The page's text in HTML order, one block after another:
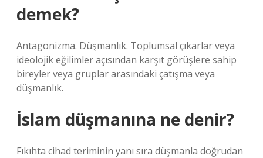
demek?
Antagonizma. Düşmanlık. Toplumsal çıkarlar veya
ideolojik eğilimler açısından karşıt görüşlere sahip
bireyler veya gruplar arasındaki çatışma veya
düşmanlık.
İslam düşmanına ne denir?
Fıkıhta cihad teriminin yanı sıra düşmanla doğrudan